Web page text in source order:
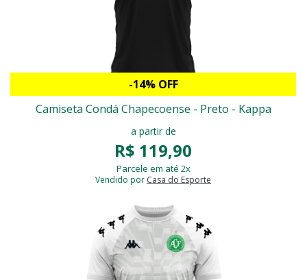
-14% OFF
Camiseta Condá Chapecoense - Preto - Kappa
a partir de
R$ 119,90
Parcele em até 2x
Vendido por Casa do Esporte